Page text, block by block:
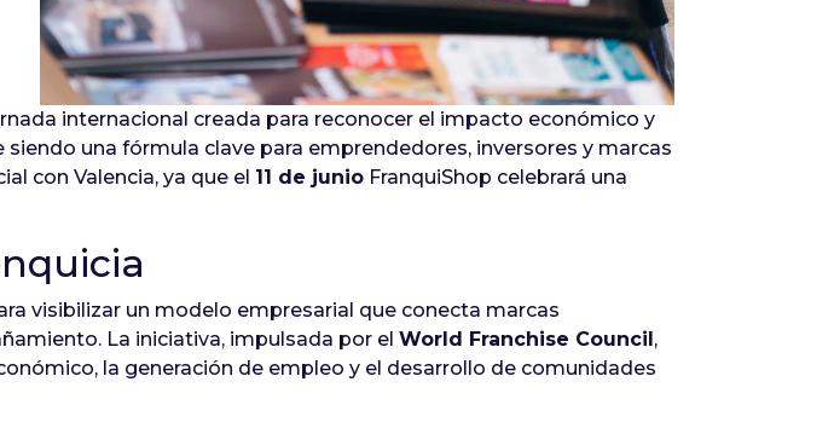
internacional creada para reconocer el impacto económico y
una fórmula clave para emprendedores, inversores y marcas
con Valencia, ya que el 11 de junio FranquiShop celebrará una
visibilizar un modelo empresarial que conecta marcas
La iniciativa, impulsada por el World Franchise Council,
la generación de empleo y el desarrollo de comunidades